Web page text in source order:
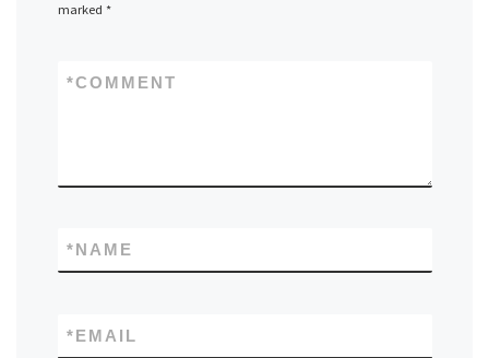
marked *
COMMENT
*
NAME
*
EMAIL
*